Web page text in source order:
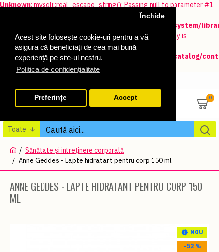
Acest site folosește cookie-uri pentru a vă
asigura că beneficiați de cea mai bună
experiență pe site-ul nostru.
Politica de confidențialitate
Închide
Preferințe Accept
Unknown: mysqli::real_escape_string(): Passing null to parameter #1
/home/batoutlet/ocartdata/storage/modification/system/
on line48Unknown: Automatic conversion of false to array is
deprecated in
/home/batoutlet/ocartdata/storage/modification/catalog/
on line113
0
Toate
Sănătate și intreținere corporală
Anne Geddes - Lapte hidratant pentru corp 150 ml
ANNE GEDDES - LAPTE HIDRATANT PENTRU CORP 150
ML
NOU
-52 %